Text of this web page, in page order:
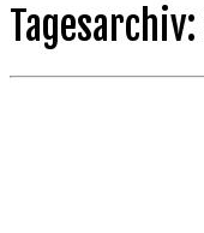
Tagesarchiv: